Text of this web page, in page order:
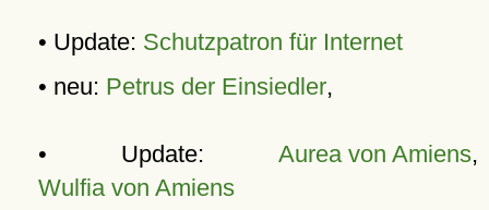
• Update: Schutzpatron für Internet
• neu: Petrus der Einsiedler,
• Update: Aurea von Amiens,
Wulfia von Amiens